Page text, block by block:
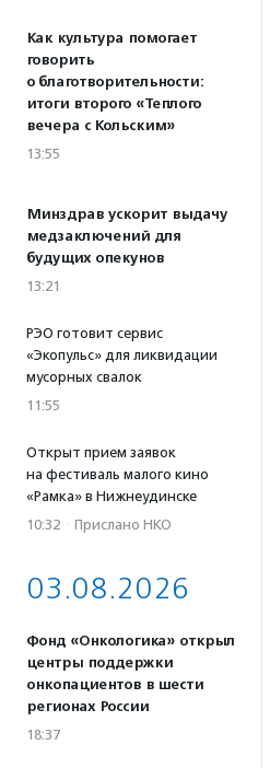
Как культура помогает
говорить
о благотворительности:
итоги второго «Теплого
вечера с Кольским»
13:55
Минздрав ускорит выдачу
медзаключений для
будущих опекунов
13:21
РЭО готовит сервис
«Экопульс» для ликвидации
мусорных свалок
11:55
Открыт прием заявок
на фестиваль малого кино
«Рамка» в Нижнеудинске
10:32 · Прислано НКО
03.08.2026
Фонд «Онкологика» открыл
центры поддержки
онкопациентов в шести
регионах России
18:37